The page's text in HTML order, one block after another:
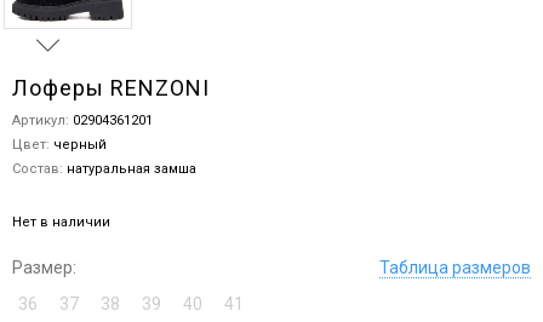
Лоферы RENZONI
Артикул: 02904361201
Цвет: черный
Состав: натуральная замша
Нет в наличии
Размер:
Таблица размеров
36
37 38 39 40
41